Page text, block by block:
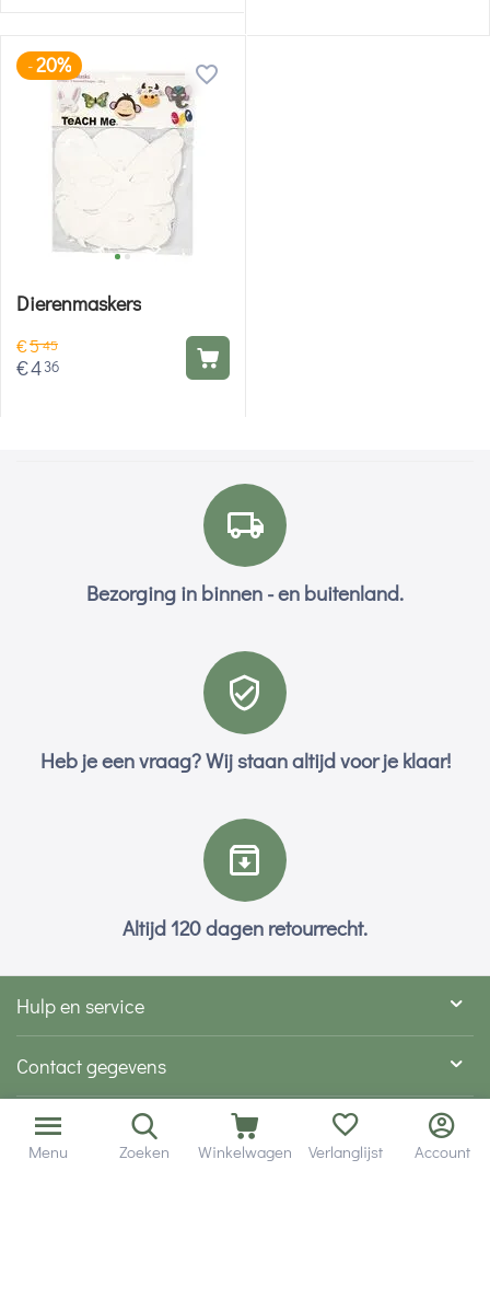
-20%
Dierenmaskers
€545
€4 36
Bezorging in binnen - en buitenland.
Heb je een vraag? Wij staan altijd voor je klaar!
Altijd 120 dagen retourrecht.
Hulp en service
Contact gegevens
Hobby Gigant
Menu Zoeken Winkelwagen Verlanglijst Account